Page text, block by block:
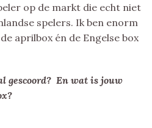
op de markt die echt niet
spelers. Ik ben enorm
aprilbox én de Engelse box
gescoord? En wat is jouw